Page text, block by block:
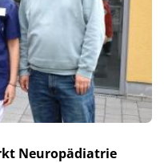
Neuropädiatrie